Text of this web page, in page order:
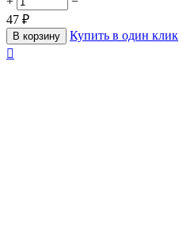
47 ₽
В корзину
Купить в один клик
